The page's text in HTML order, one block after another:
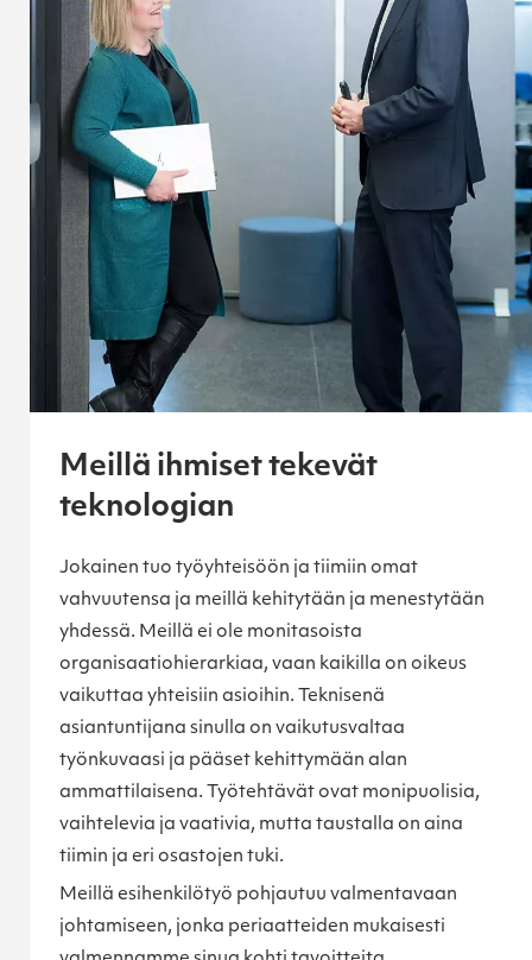
Meillä ihmiset tekevät
teknologian
Jokainen tuo työyhteisöön ja tiimiin omat
vahvuutensa ja meillä kehitytään ja menestytään
yhdessä. Meillä ei ole monitasoista
organisaatiohierarkiaa, vaan kaikilla on oikeus
vaikuttaa yhteisiin asioihin. Teknisenä
asiantuntijana sinulla on vaikutusvaltaa
työnkuvaasi ja pääset kehittymään alan
ammattilaisena. Työtehtävät ovat monipuolisia,
vaihtelevia ja vaativia, mutta taustalla on aina
tiimin ja eri osastojen tuki.
Meillä esihenkilötyö pohjautuu valmentavaan
johtamiseen, jonka periaatteiden mukaisesti